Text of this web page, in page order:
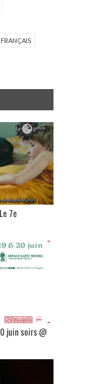
7e
juin soirs @